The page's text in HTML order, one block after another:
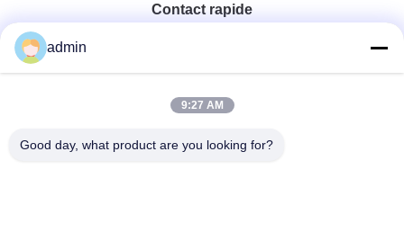
Contact rapide
0086-551-65396351
E-Mail
admin
9:27 AM
Good day, what product are you looking for?